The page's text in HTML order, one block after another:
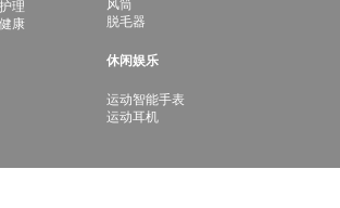
理
康
脱毛器
休闲娱乐
运动智能手表
运动耳机